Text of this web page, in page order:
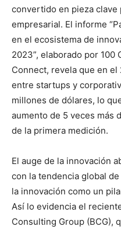
convertido en pieza
empresarial. El informe
en el ecosistema de
2023”, elaborado por 100
Connect, revela que en
entre startups y
millones de dólares, lo
aumento de 5 veces más
de la primera medición.
El auge de la innovación
con la tendencia global
la innovación como un
Así lo evidencia el
Consulting Group (BCG),